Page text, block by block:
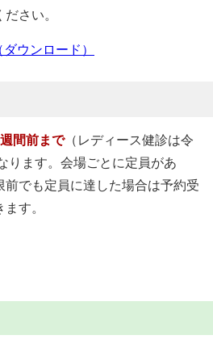
さい。
ウンロード）
間前まで（レディース健診は令
ります。会場ごとに定員があ
前でも定員に達した場合は予約受
す。